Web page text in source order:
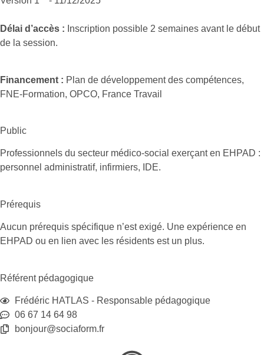
Délai d’accès : Inscription possible 2 semaines avant le début
de la session.
Financement : Plan de développement des compétences,
FNE-Formation, OPCO, France Travail
Public
Professionnels du secteur médico-social exerçant en EHPAD :
personnel administratif, infirmiers, IDE.
Prérequis
Aucun prérequis spécifique n’est exigé. Une expérience en
EHPAD ou en lien avec les résidents est un plus.
Référent pédagogique
Frédéric HATLAS - Responsable pédagogique
06 67 14 64 98
bonjour@sociaform.fr